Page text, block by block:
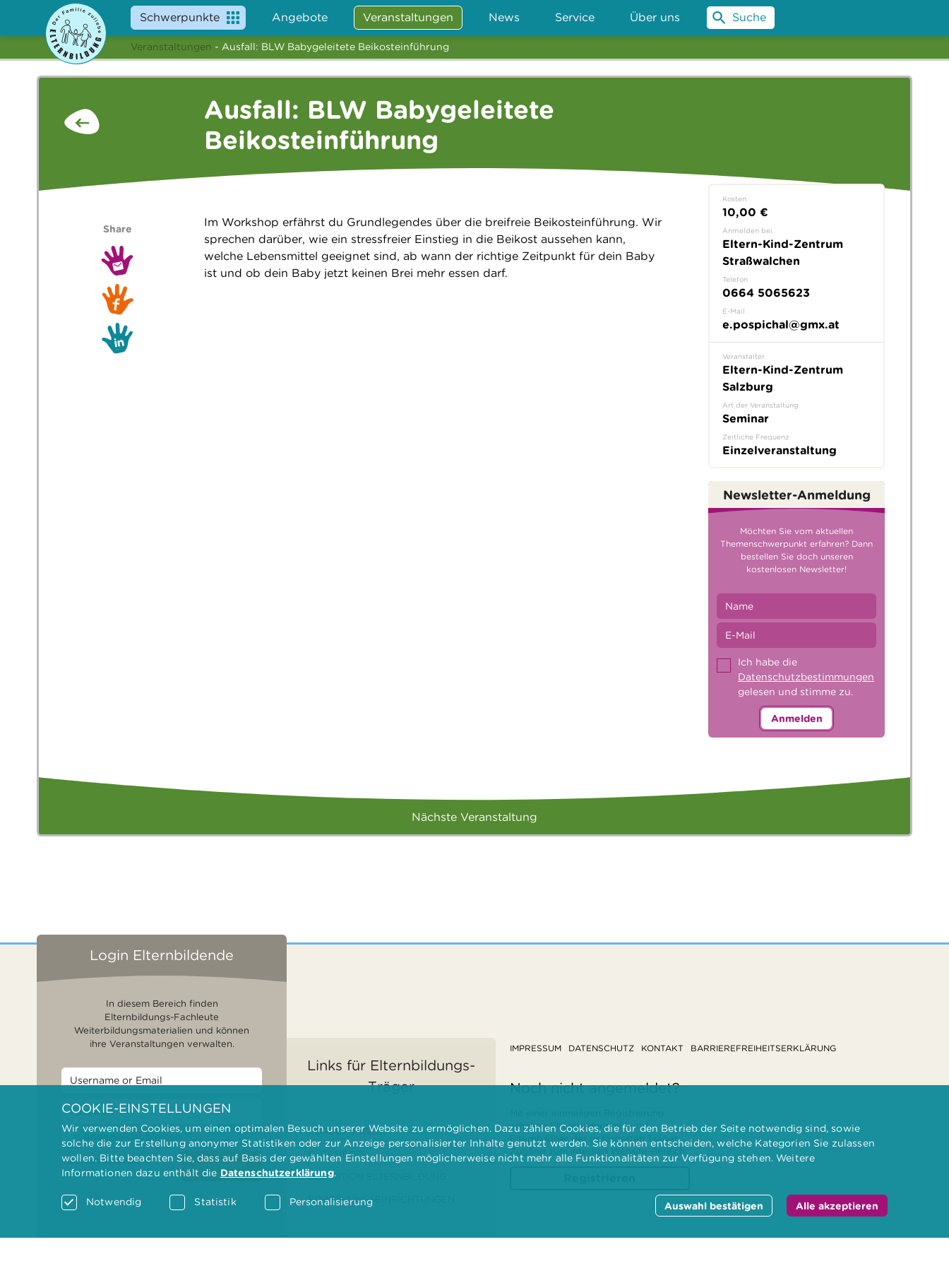
Schwerpunkte Angebote Veranstaltungen News Service Über uns Suche
Veranstaltungen - Ausfall: BLW Babygeleitete Beikosteinführung
Ausfall: BLW Babygeleitete
Beikosteinführung
Im Workshop erfährst du Grundlegendes über die breifreie Beikosteinführung. Wir
sprechen darüber, wie ein stressfreier Einstieg in die Beikost aussehen kann,
welche Lebensmittel geeignet sind, ab wann der richtige Zeitpunkt für dein Baby
ist und ob dein Baby jetzt keinen Brei mehr essen darf.
Share
Kosten
10,00 €
Anmelden bei
Eltern-Kind-Zentrum
Straßwalchen
Telefon
0664 5065623
E-Mail
e.pospichal@gmx.at
Veranstalter
Eltern-Kind-Zentrum
Salzburg
Art der Veranstaltung
Seminar
Zeitliche Frequenz
Einzelveranstaltung
Newsletter-Anmeldung
Möchten Sie vom aktuellen
Themenschwerpunkt erfahren? Dann
bestellen Sie doch unseren
kostenlosen Newsletter!
Ich habe die
Datenschutzbestimmungen
gelesen und stimme zu.
Anmelden
Nächste Veranstaltung
Login Elternbildende
In diesem Bereich finden
Elternbildungs-Fachleute
Weiterbildungsmaterialien und können
ihre Veranstaltungen verwalten.
Angemeldet bleiben
Passwort vergessen? Anmelden
Links für Elternbildungs-
Träger
FÖRDERUNGEN
GÜTESIEGEL
DEFINITION ELTERNBILDUNG
FORSCHUNGSEINRICHTUNGEN
IMPRESSUM DATENSCHUTZ KONTAKT BARRIEREFREIHEITSERKLÄRUNG
Noch nicht angemeldet?
erhalten Elternbilderinnen und
Elternbildner der geförderten Träger
Zugang zum internen Website-Bereich.
COOKIE-EINSTELLUNGEN
Wir verwenden Cookies, um einen optimalen Besuch unserer Website zu ermöglichen. Dazu zählen Cookies, die für den Betrieb der Seite notwendig sind, sowie
solche die zur Erstellung anonymer Statistiken oder zur Anzeige personalisierter Inhalte genutzt werden. Sie können entscheiden, welche Kategorien Sie zulassen
wollen. Bitte beachten Sie, dass auf Basis der gewählten Einstellungen möglicherweise nicht mehr alle Funktionalitäten zur Verfügung stehen. Weitere
Informationen dazu enthält die Datenschutzerklärung.
Notwendig Statistik Personalisierung Auswahl bestätigen Alle akzeptieren